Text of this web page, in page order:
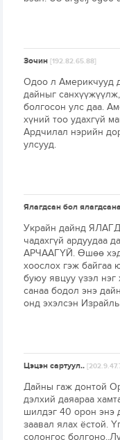
Зочин[192.82.65.88]
Одоо л Америкчууд
дайныг
болгосон улс даа.
хүний тоо удахгүй
Ардчилал нэрийн
улсууд.
Ялагдсан бол
Украйн дайнд
чадахгүй ардуудаа
АРЧААГҮЙ. Өшөө
хоослох гэж байгаа
буюу явцуу үзэл нэг
санаа бодол энэ
онд эхэлсэн
Цэцэн сартуул..
Дайны гаж донтой
дэлхий даяараа
шилдэг 40 орон энэ
заавал ялах ёстой.
солонгос